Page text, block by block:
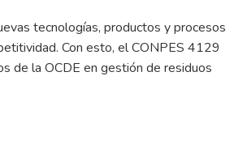
tecnologías, productos y procesos
Con esto, el CONPES 4129
de la OCDE en gestión de residuos